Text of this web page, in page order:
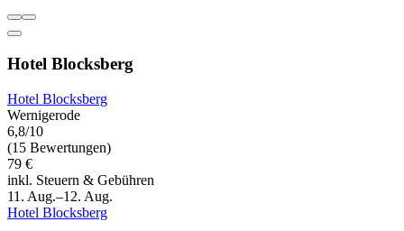
Hotel Blocksberg
Hotel Blocksberg
Wernigerode
6,8/10
(15 Bewertungen)
79 €
inkl. Steuern & Gebühren
11. Aug.–12. Aug.
Hotel Blocksberg